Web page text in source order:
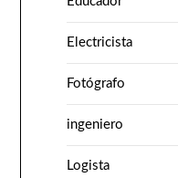
Electricista
Fotógrafo
ingeniero
Logista